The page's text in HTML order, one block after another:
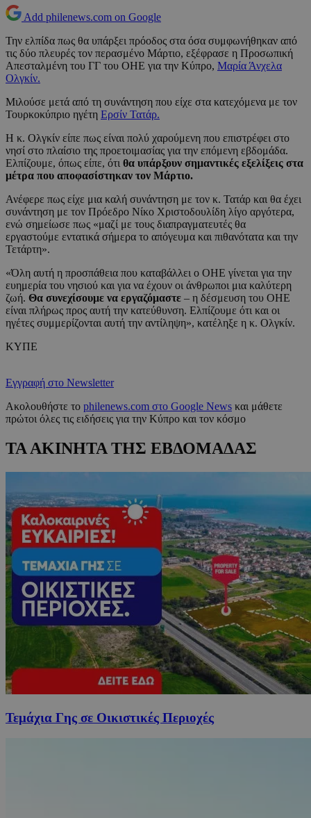
Add philenews.com on Google
Την ελπίδα πως θα υπάρξει πρόοδος στα όσα συμφωνήθηκαν από
τις δύο πλευρές τον περασμένο Μάρτιο, εξέφρασε η Προσωπική
Απεσταλμένη του ΓΓ του ΟΗΕ για την Κύπρο, Μαρία Άνχελα
Ολγκίν.
Μιλούσε μετά από τη συνάντηση που είχε στα κατεχόμενα με τον
Τουρκοκύπριο ηγέτη Ερσίν Τατάρ.
Η κ. Ολγκίν είπε πως είναι πολύ χαρούμενη που επιστρέφει στο
νησί στο πλαίσιο της προετοιμασίας για την επόμενη εβδομάδα.
Ελπίζουμε, όπως είπε, ότι θα υπάρξουν σημαντικές εξελίξεις στα
μέτρα που αποφασίστηκαν τον Μάρτιο.
Ανέφερε πως είχε μια καλή συνάντηση με τον κ. Τατάρ και θα έχει
συνάντηση με τον Πρόεδρο Νίκο Χριστοδουλίδη λίγο αργότερα,
ενώ σημείωσε πως «μαζί με τους διαπραγματευτές θα
εργαστούμε εντατικά σήμερα το απόγευμα και πιθανότατα και την
Τετάρτη».
«Όλη αυτή η προσπάθεια που καταβάλλει ο ΟΗΕ γίνεται για την
ευημερία του νησιού και για να έχουν οι άνθρωποι μια καλύτερη
ζωή. Θα συνεχίσουμε να εργαζόμαστε – η δέσμευση του ΟΗΕ
είναι πλήρως προς αυτή την κατεύθυνση. Ελπίζουμε ότι και οι
ηγέτες συμμερίζονται αυτή την αντίληψη», κατέληξε η κ. Ολγκίν.
ΚΥΠΕ
Εγγραφή στο Newsletter
Ακολουθήστε το philenews.com στο Google News και μάθετε
πρώτοι όλες τις ειδήσεις για την Κύπρο και τον κόσμο
ΤΑ ΑΚΙΝΗΤΑ ΤΗΣ ΕΒΔΟΜΑΔΑΣ
Τεμάχια Γης σε Οικιστικές Περιοχές